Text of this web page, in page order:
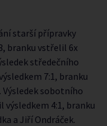
starší přípravky
branku vstřelil 6x
středečního
7:1, branku
Výsledek sobotního
4:1, branku
a Jiří Ondráček.